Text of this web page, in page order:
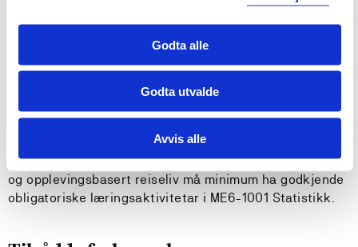
Godta alle
Godta utvalde
Avvis alle
undervisningspåmelding i haustsemesteret.
Studentar på bachelor i økonomi og administrasjon og
bachelor i økonomi og jus må minimum ha godkjende
Studentar på bachelor i reiseliv, marknadsføring og
leiing, bachelor i eigedomsmekling og bachelor i natur-
og opplevingsbasert reiseliv må minimum ha godkjende
obligatoriske læringsaktivitetar i ME6-1001 Statistikk.